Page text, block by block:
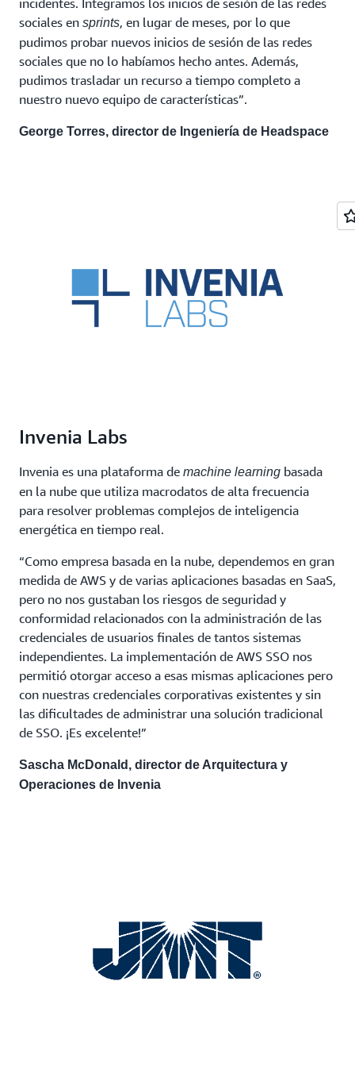
sociales en sprints, en lugar de meses, por lo que
pudimos probar nuevos inicios de sesión de las redes
sociales que no lo habíamos hecho antes. Además,
pudimos trasladar un recurso a tiempo completo a
nuestro nuevo equipo de características”.
George Torres, director de Ingeniería de Headspace
Invenia Labs
Invenia es una plataforma de machine learning basada
en la nube que utiliza macrodatos de alta frecuencia
para resolver problemas complejos de inteligencia
energética en tiempo real.
“Como empresa basada en la nube, dependemos en gran
medida de AWS y de varias aplicaciones basadas en SaaS,
pero no nos gustaban los riesgos de seguridad y
conformidad relacionados con la administración de las
credenciales de usuarios finales de tantos sistemas
independientes. La implementación de AWS SSO nos
permitió otorgar acceso a esas mismas aplicaciones pero
con nuestras credenciales corporativas existentes y sin
las dificultades de administrar una solución tradicional
de SSO. ¡Es excelente!”
Sascha McDonald, director de Arquitectura y
Operaciones de Invenia